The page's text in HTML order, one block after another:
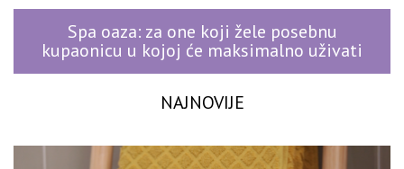
Spa oaza: za one koji žele posebnu
kupaonicu u kojoj će maksimalno uživati
NAJNOVIJE